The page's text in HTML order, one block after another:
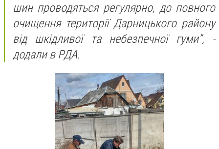
шин проводяться регулярно, до повного
очищення території Дарницького району
від шкідливої та небезпечної гуми”, -
додали в РДА.